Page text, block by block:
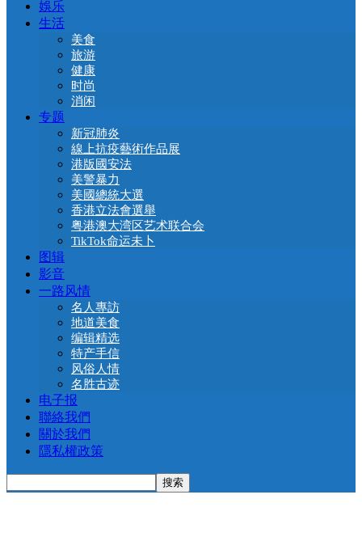
娛乐
生活
美食
旅游
健康
时尚
消闲
专题
新冠肺炎
線上抗疫藝術作品展
港版國安法
美警暴力
美國總統大選
香港立法會選舉
粤港澳大湾区艺术联合会
TikTok命运未卜
图辑
影音
一路风情
名人專訪
地道美食
编辑精选
特产手信
风俗人情
名胜古迹
电子报
聯絡我們
關於我們
隱私權政策